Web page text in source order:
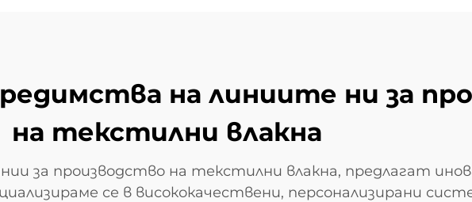
на линиите ни за
на текстилни влакна
за производство на текстилни влакна, предлагат
се в висококачествени, персонализирани